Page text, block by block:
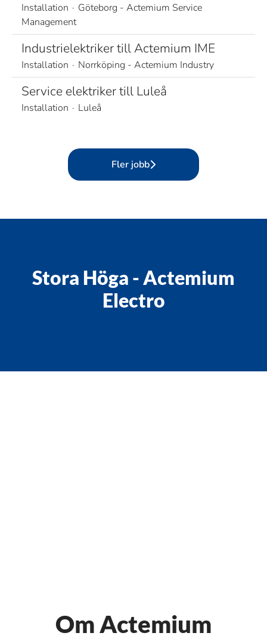
Installation · Göteborg - Actemium Service
Management
Industrielektriker till Actemium IME
Installation · Norrköping - Actemium Industry
Service elektriker till Luleå
Installation · Luleå
Fler jobb
Stora Höga - Actemium
Electro
Om Actemium